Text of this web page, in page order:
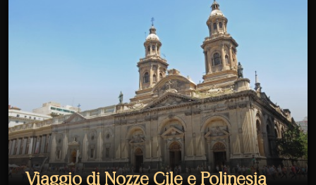
Viaggio di Nozze Cile e Polinesia